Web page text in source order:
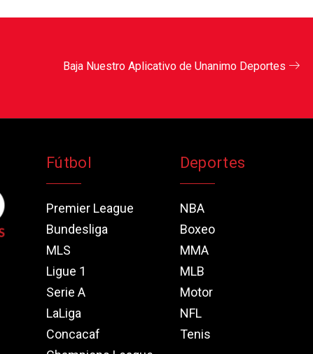
Baja Nuestro Aplicativo de Unanimo Deportes
Fútbol
Premier League
Bundesliga
MLS
Ligue 1
Serie A
LaLiga
Concacaf
Deportes
NBA
Boxeo
MMA
MLB
Motor
NFL
Tenis